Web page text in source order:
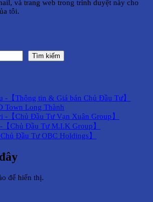
và trang web trong trình duyệt này cho
tôi.
Tìm kiếm
-【Thông tin & Giá bán Chủ Đầu Tư】
Town Long Thành
-【Chủ Đầu Tư Vạn Xuân Group】
【Chủ Đầu Tư M.I.K Group】
Đầu Tư OBC Holdings】
để hiển thị.